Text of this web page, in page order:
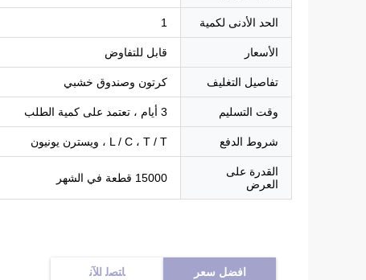
الحد الأدنى لكمية 1
الأسعار قابل للتفاوض
تفاصيل التغليف كرتون وصندوق خشبي
وقت التسليم 3 أيام ، تعتمد على كمية الطلب
شروط الدفع L / C ، T / T ، ويسترن يونيون
القدرة على
العرض
15000 قطعة في الشهر
افضل سعر ﺎﺘﺼﻟ ﺍﻶﻧ